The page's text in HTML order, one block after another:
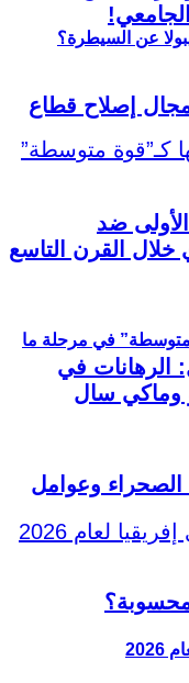
متوسطة” في مرحلة ما
مجال إصلاح قطاع
ضد
خلال القرن التاسع
الرهانات في
وماكي سال
الصحراء وعوامل
محسوبة؟